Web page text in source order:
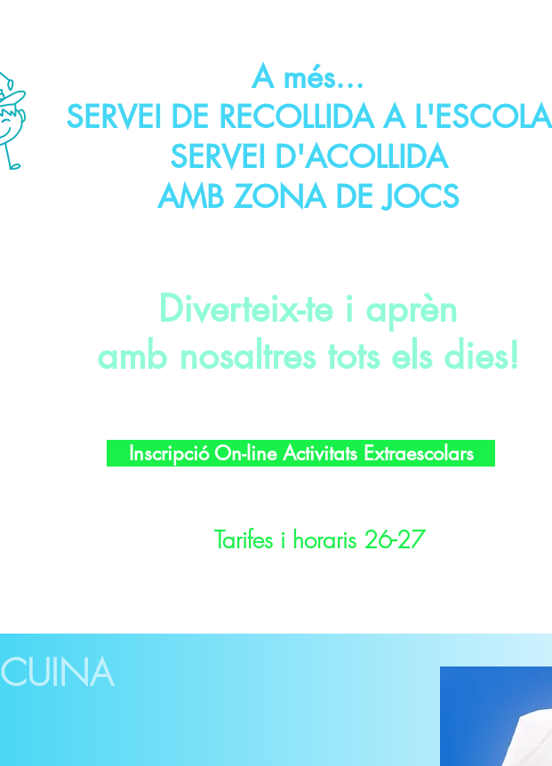
A més...
SERVEI DE RECOLLIDA A L'ESCOLA
SERVEI D'ACOLLIDA
AMB ZONA DE JOCS
Diverteix-te i aprèn
amb nosaltres tots els dies!
Inscripció On-line Activitats Extraescolars
Tarifes i horaris 26-27
CUINA